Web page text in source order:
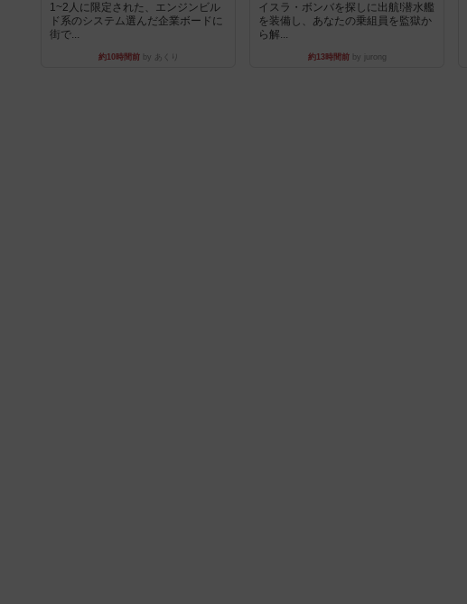
1~2人に限定された、エンジンビル
ド系のシステム選んだ企業ボードに
街で...
約10時間前by あくり
イスラ・ボンバを探しに出航!潜水艦
を装備し、あなたの乗組員を監獄か
ら解...
約13時間前by jurong